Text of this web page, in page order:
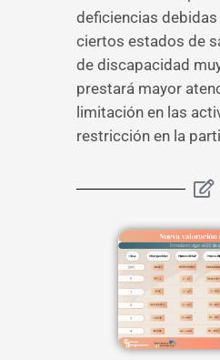
deficiencias debidas
ciertos estados de
de discapacidad
prestará mayor
limitación en las
restricción en la